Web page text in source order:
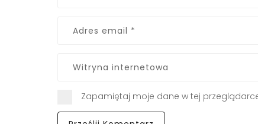
Zapamiętaj moje dane w tej